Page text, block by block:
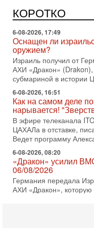
КОРОТКО
еврейский
политическим
6-08-2026, 17:49
Оснащен ли
оружием?
Израиль получил от
АХИ «Дракон» (Drakon),
субмариной в истории
6-08-2026, 16:51
Как на самом деле
нарывается!
В эфире телеканала
ЦАХАЛа в отставке,
Ведет программу
6-08-2026, 08:20
«Дракон» усилил
06/08/2026
Германия передала
АХИ «Дракон»,